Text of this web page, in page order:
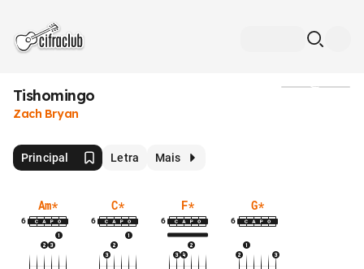
Tishomingo
Zach Bryan
Principal Letra Mais
Am*
6
C*
6
F*
6
G*
6